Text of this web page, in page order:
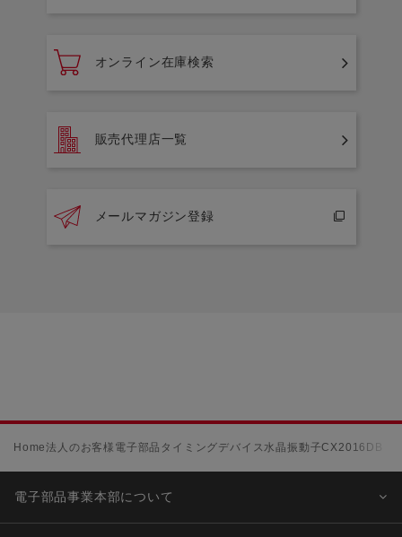
オンライン在庫検索
販売代理店一覧
メールマガジン登録
Home法人のお客様 電子部品 タイミングデバイス 水晶振動子CX2016DB
電子部品事業本部について